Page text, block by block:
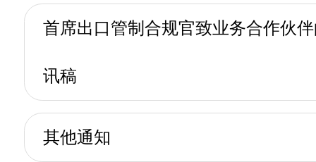
首席出口管制合规官致业务合作伙
讯稿
其他通知